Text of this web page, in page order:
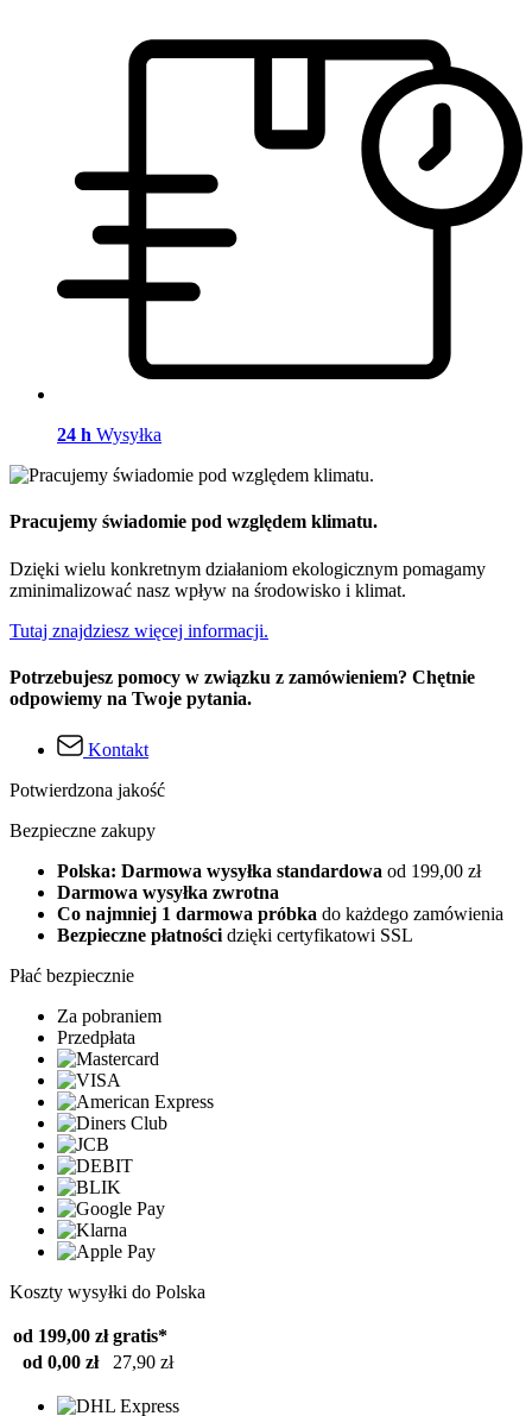
24 h Wysyłka
Pracujemy świadomie pod względem klimatu.
Dzięki wielu konkretnym działaniom ekologicznym pomagamy
zminimalizować nasz wpływ na środowisko i klimat.
Tutaj znajdziesz więcej informacji.
Potrzebujesz pomocy w związku z zamówieniem? Chętnie
odpowiemy na Twoje pytania.
Kontakt
Potwierdzona jakość
Bezpieczne zakupy
Polska: Darmowa wysyłka standardowa od 199,00 zł
Darmowa wysyłka zwrotna
Co najmniej 1 darmowa próbka do każdego zamówienia
Bezpieczne płatności dzięki certyfikatowi SSL
Płać bezpiecznie
Za pobraniem
Przedpłata
Koszty wysyłki do Polska
od 199,00 zł gratis*
od 0,00 zł
27,90 zł